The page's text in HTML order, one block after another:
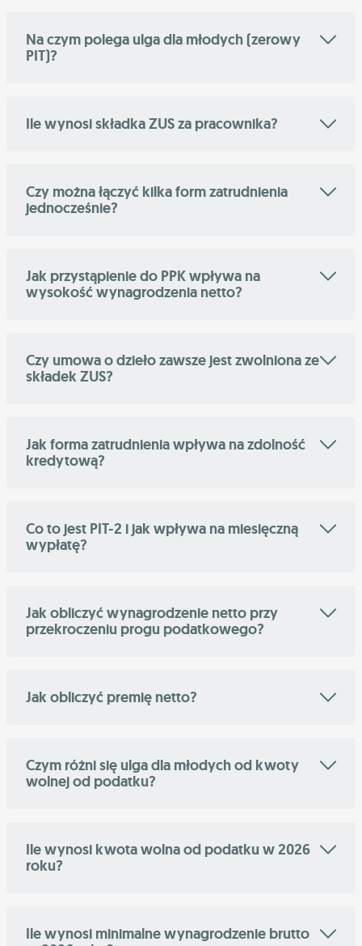
Na czym polega ulga dla młodych (zerowy
PIT)?
Ile wynosi składka ZUS za pracownika?
Czy można łączyć kilka form zatrudnienia
jednocześnie?
Jak przystąpienie do PPK wpływa na
wysokość wynagrodzenia netto?
Czy umowa o dzieło zawsze jest zwolniona ze
składek ZUS?
Jak forma zatrudnienia wpływa na zdolność
kredytową?
Co to jest PIT-2 i jak wpływa na miesięczną
wypłatę?
Jak obliczyć wynagrodzenie netto przy
przekroczeniu progu podatkowego?
Jak obliczyć premię netto?
Czym różni się ulga dla młodych od kwoty
wolnej od podatku?
Ile wynosi kwota wolna od podatku w 2026
roku?
Ile wynosi minimalne wynagrodzenie brutto